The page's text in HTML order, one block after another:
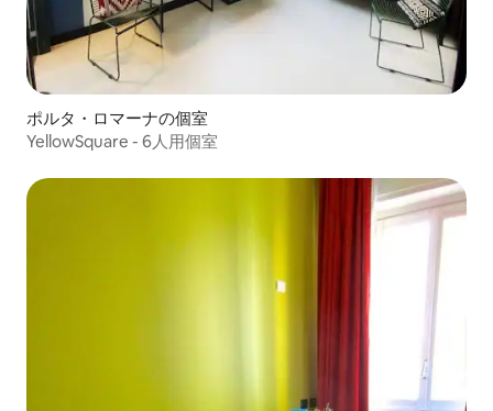
ポルタ・ロマーナの個室
YellowSquare - 6人用個室